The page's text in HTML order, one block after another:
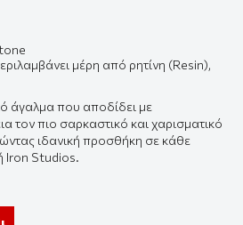
μέρη από ρητίνη (Resin),
άγαλμα που αποδίδει με
τον πιο σαρκαστικό και χαρισματικό
ιδανική προσθήκη σε κάθε
Iron Studios.